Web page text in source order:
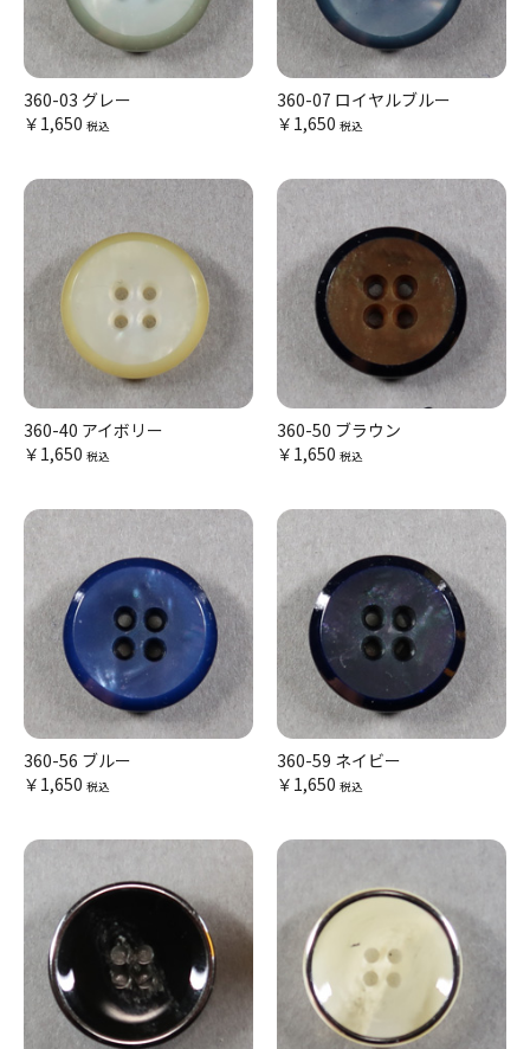
360-03 グレー
￥1,650 税込
360-07 ロイヤルブルー
￥1,650 税込
360-40 アイボリー
￥1,650 税込
360-50 ブラウン
￥1,650 税込
360-56 ブルー
￥1,650 税込
360-59 ネイビー
￥1,650 税込